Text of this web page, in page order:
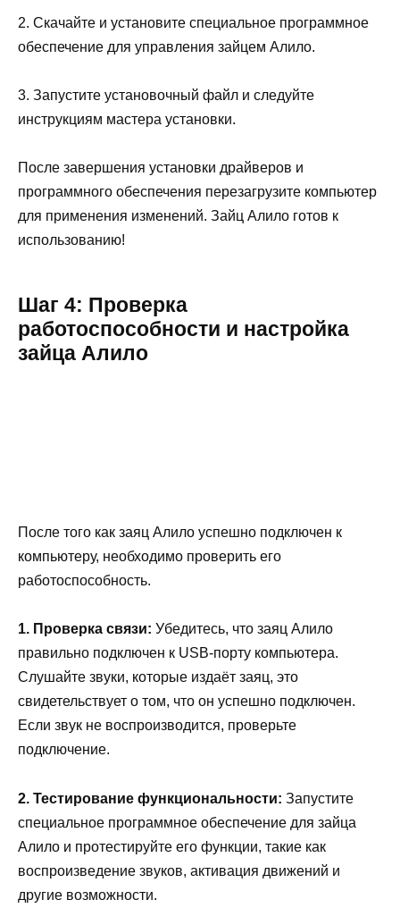
2. Скачайте и установите специальное программное
обеспечение для управления зайцем Алило.
3. Запустите установочный файл и следуйте
инструкциям мастера установки.
После завершения установки драйверов и
программного обеспечения перезагрузите компьютер
для применения изменений. Зайц Алило готов к
использованию!
Шаг 4: Проверка
работоспособности и настройка
зайца Алило
После того как заяц Алило успешно подключен к
компьютеру, необходимо проверить его
работоспособность.
1. Проверка связи: Убедитесь, что заяц Алило
правильно подключен к USB-порту компьютера.
Слушайте звуки, которые издаёт заяц, это
свидетельствует о том, что он успешно подключен.
Если звук не воспроизводится, проверьте
подключение.
2. Тестирование функциональности: Запустите
специальное программное обеспечение для зайца
Алило и протестируйте его функции, такие как
воспроизведение звуков, активация движений и
другие возможности.